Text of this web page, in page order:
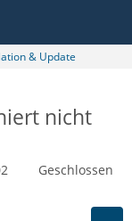
& Update
nicht
Geschlossen